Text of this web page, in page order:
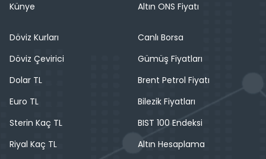
Künye
Altın ONS Fiyatı
Döviz Kurları
Döviz Çevirici
Dolar TL
Euro TL
Sterin Kaç TL
Riyal Kaç TL
Canlı Borsa
Gümüş Fiyatları
Brent Petrol Fiyatı
Bilezik Fiyatları
BIST 100 Endeksi
Altın Hesaplama